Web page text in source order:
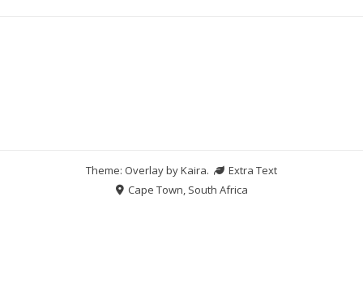
Theme: Overlay byKaira.
Extra Text
Cape Town, South Africa